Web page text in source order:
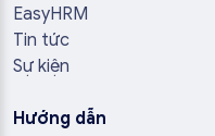
EasyHRM
Tin tức
Sự kiện
Hướng dẫn